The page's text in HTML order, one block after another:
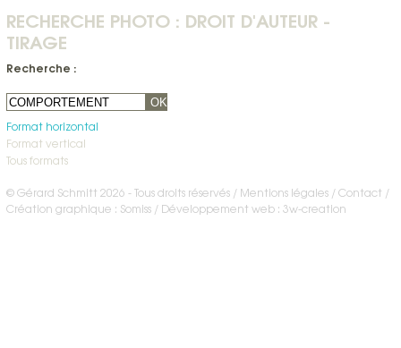
RECHERCHE PHOTO : DROIT D'AUTEUR -
TIRAGE
Recherche :
OK
Format horizontal
Format vertical
Tous formats
© Gérard Schmitt 2026 - Tous droits réservés / Mentions légales Contact /
Création graphique : Somiss
Développement web : 3w-creation